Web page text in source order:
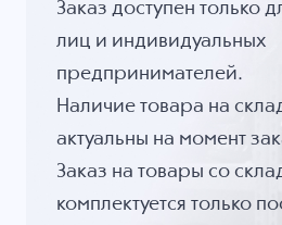
Заказ доступен только
лиц и индивидуальных
предпринимателей.
Наличие товара на
актуальны на момент
Заказ на товары со
комплектуется только